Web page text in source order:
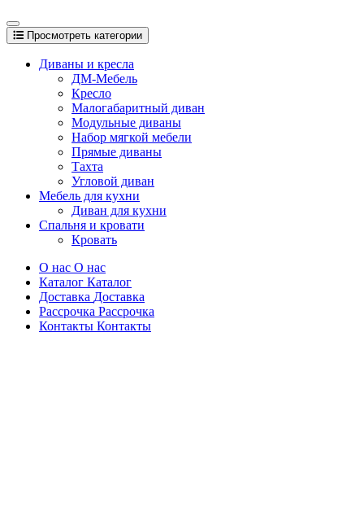
Просмотреть категории
Диваны и кресла
ДМ-Мебель
Кресло
Малогабаритный диван
Модульные диваны
Набор мягкой мебели
Прямые диваны
Тахта
Угловой диван
Мебель для кухни
Диван для кухни
Спальня и кровати
Кровать
О нас О нас
Каталог Каталог
Доставка Доставка
Рассрочка Рассрочка
Контакты Контакты